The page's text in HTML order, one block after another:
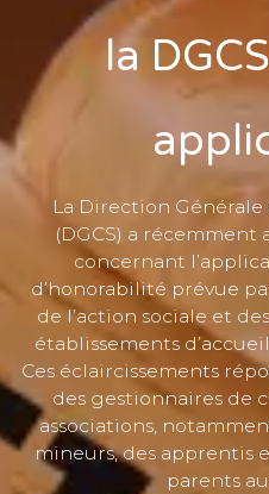
la
La Direction Générale
(DGCS) a
concernant
d’honorabilité prévue
de l’action sociale et
établissements
Ces éclaircissements
des gestionnaires de
associations,
mineurs, des apprentis
parents